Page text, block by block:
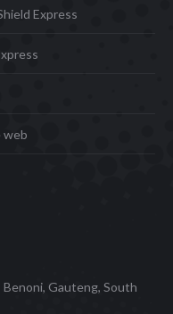
Express
web
Gauteng, South